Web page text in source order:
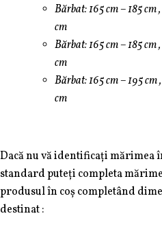
Bărbat: 165 cm – 185 cm
cm
Bărbat: 165 cm – 185 cm
cm
Bărbat: 165 cm – 195 cm
cm
Dacă nu vă identificați
standard puteți completa
produsul în coș completând
destinat :